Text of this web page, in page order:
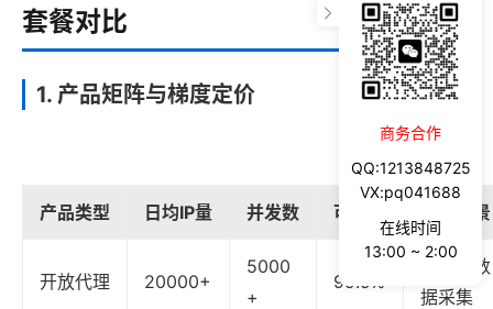
套餐对比
1. 产品矩阵与梯度定价
产品类型 日均IP量 并发数 可用性 适用场景
开放代理 20000+
5000
+
99.9%
大规模数
据采集
商务合作
QQ:1213848725
VX:pq041688
在线时间
13:00 ~ 2:00